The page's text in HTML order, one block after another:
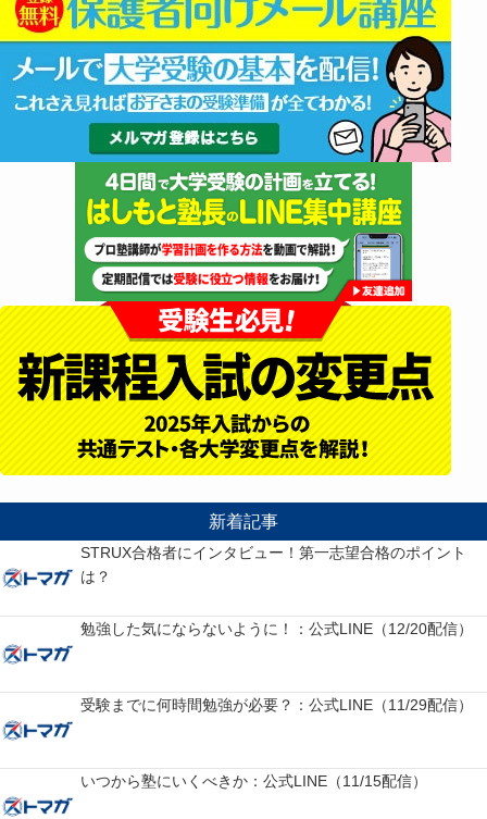
新着記事
STRUX合格者にインタビュー！第一志望合格のポイント
は？
勉強した気にならないように！：公式LINE（12/20配信）
受験までに何時間勉強が必要？：公式LINE（11/29配信）
いつから塾にいくべきか：公式LINE（11/15配信）